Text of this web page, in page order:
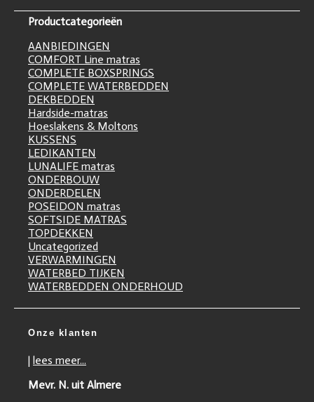
Productcategorieën
AANBIEDINGEN
COMFORT Line matras
COMPLETE BOXSPRINGS
COMPLETE WATERBEDDEN
DEKBEDDEN
Hardside-matras
Hoeslakens & Moltons
KUSSENS
LEDIKANTEN
LUNALIFE matras
ONDERBOUW
ONDERDELEN
POSEIDON matras
SOFTSIDE MATRAS
TOPDEKKEN
Uncategorized
VERWARMINGEN
WATERBED TIJKEN
WATERBEDDEN ONDERHOUD
Onze klanten
| lees meer...
Mevr. N. uit Almere